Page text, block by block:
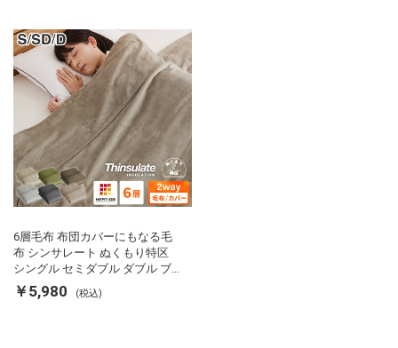
6層毛布 布団カバーにもなる毛
布 シンサレート ぬくもり特区
シングル セミダブル ダブル ブ
ランケット 掛け布団カバー フラ
ンネル 保温 蓄熱 吸湿 発熱 断熱
￥5,980 (税込)